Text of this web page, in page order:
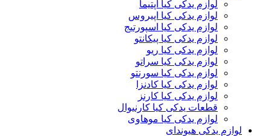
لوازم یدکی کیا اپتیما
لوازم یدکی کیا اپیروس
لوازم یدکی کیا اسپورتیج
لوازم یدکی کیا پیکانتو
لوازم یدکی کیا ریو
لوازم یدکی کیا سراتو
لوازم یدکی کیا سورنتو
لوازم یدکی کیا کادنزا
لوازم یدکی کیا کارنز
قطعات یدکی کیا کارنیوال
لوازم یدکی کیا موهاوی
لوازم یدکی هیوندای